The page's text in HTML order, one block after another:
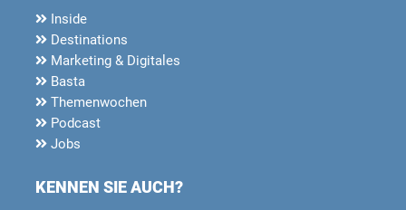
Inside
Destinations
Marketing & Digitales
Basta
Themenwochen
Podcast
Jobs
KENNEN SIE AUCH?